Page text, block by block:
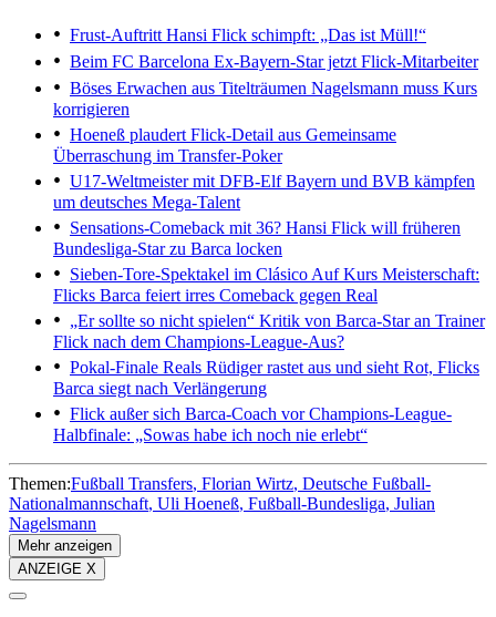
Frust-Auftritt Hansi Flick schimpft: „Das ist Müll!“
Beim FC Barcelona Ex-Bayern-Star jetzt Flick-Mitarbeiter
Böses Erwachen aus Titelträumen Nagelsmann muss Kurs
korrigieren
Hoeneß plaudert Flick-Detail aus Gemeinsame
Überraschung im Transfer-Poker
U17-Weltmeister mit DFB-ElfBayern und BVB kämpfen
um deutsches Mega-Talent
Sensations-Comeback mit 36? Hansi Flick will früheren
Bundesliga-Star zu Barca locken
Sieben-Tore-Spektakel im Clásico Auf Kurs Meisterschaft:
Flicks Barca feiert irres Comeback gegen Real
„Er sollte so nicht spielen“ Kritik von Barca-Star an Trainer
Flick nach dem Champions-League-Aus?
Pokal-Finale Reals Rüdiger rastet aus und sieht Rot, Flicks
Barca siegt nach Verlängerung
Flick außer sich Barca-Coach vor Champions-League-
Halbfinale: „Sowas habe ich noch nie erlebt“
Themen:Fußball Transfers Florian Wirtz Deutsche Fußball-
Nationalmannschaft Uli Hoeneß Fußball-Bundesliga Julian
Nagelsmann
Mehr anzeigen
ANZEIGE X